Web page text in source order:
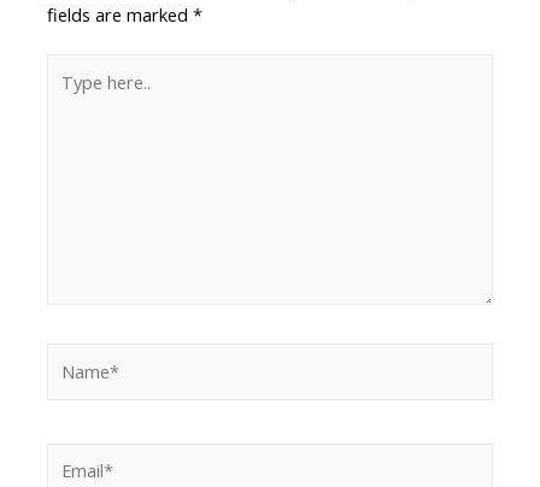
fields are marked*